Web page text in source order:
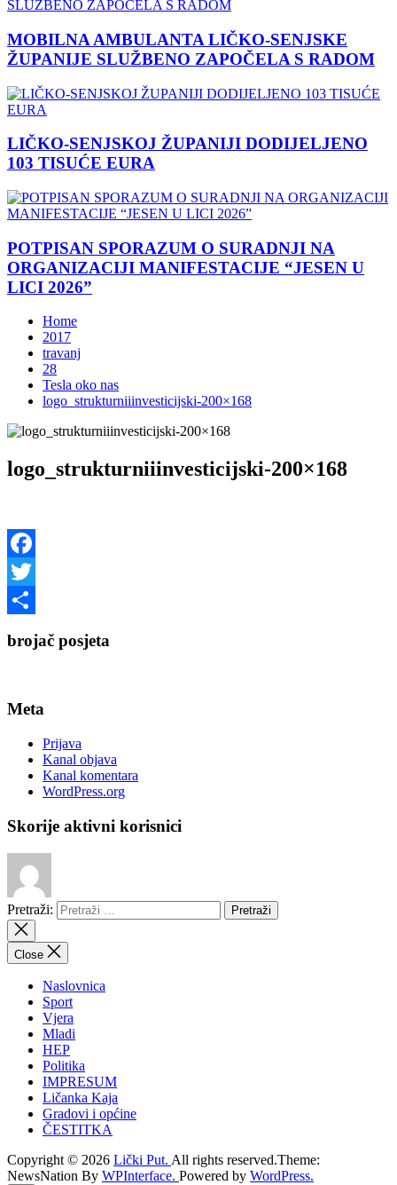
MOBILNA AMBULANTA LIČKO-SENJSKE
ŽUPANIJE SLUŽBENO ZAPOČELA S RADOM
LIČKO-SENJSKOJ ŽUPANIJI DODIJELJENO
103 TISUĆE EURA
POTPISAN SPORAZUM O SURADNJI NA
ORGANIZACIJI MANIFESTACIJE “JESEN U
LICI 2026”
Home
2017
travanj
28
Tesla oko nas
logo_strukturniiinvesticijski-200×168
logo_strukturniiinvesticijski-200×168
Facebook
Twitter
brojač posjeta
Meta
Prijava
Kanal objava
Kanal komentara
WordPress.org
Skorije aktivni korisnici
Pretraži:
Close
Naslovnica
Sport
Vjera
Mladi
HEP
Politika
IMPRESUM
Ličanka Kaja
Gradovi i općine
ČESTITKA
Copyright © 2026 Lički Put. All rights reserved.Theme:
NewsNation By WPInterface. Powered by WordPress.